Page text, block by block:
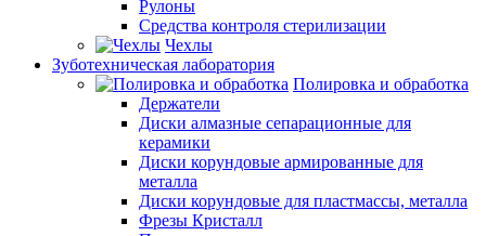
Рулоны
Средства контроля стерилизации
Чехлы
Зуботехническая лаборатория
Полировка и обработка
Держатели
Диски алмазные сепарационные для
керамики
Диски корундовые армированные для
металла
Диски корундовые для пластмассы, металла
Фрезы Кристалл